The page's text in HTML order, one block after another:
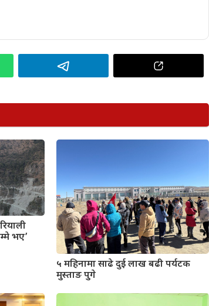
भए’
५ महिनामा साढे दुई लाख बढी पर्यटक
मुस्ताङ पुगे